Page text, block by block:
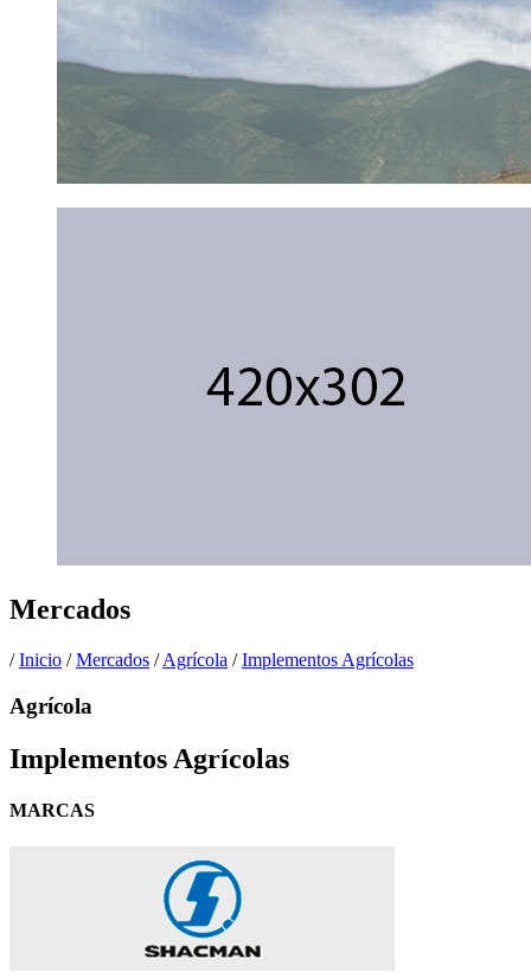
Mercados
/Inicio /Mercados /Agrícola /Implementos Agrícolas
Agrícola
Implementos Agrícolas
MARCAS